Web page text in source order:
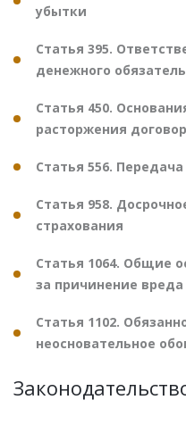
убытки
Статья 395.
денежного
Статья 450.
расторжения
Статья 556.
Статья 958.
страхования
Статья 1064. Общие
за причинение вреда
Статья 1102.
неосновательное